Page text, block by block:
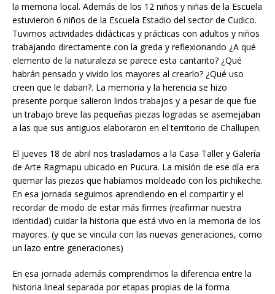
la memoria local. Además de los 12 niños y niñas de la Escuela
estuvieron 6 niños de la Escuela Estadio del sector de Cudico.
Tuvimos actividades didácticas y prácticas con adultos y niños
trabajando directamente con la greda y reflexionando ¿A qué
elemento de la naturaleza se parece esta cantarito? ¿Qué
habrán pensado y vivido los mayores al crearlo? ¿Qué uso
creen que le daban?. La memoria y la herencia se hizo
presente porque salieron lindos trabajos y a pesar de que fue
un trabajo breve las pequeñas piezas logradas se asemejaban
a las que sus antiguos elaboraron en el territorio de Challupen.
El jueves 18 de abril nos trasladamos a la Casa Taller y Galería
de Arte Ragmapu ubicado en Pucura. La misión de ese día era
quemar las piezas que habíamos moldeado con los pichikeche.
En esa jornada seguimos aprendiendo en el compartir y el
recordar de modo de estar más firmes (reafirmar nuestra
identidad) cuidar la historia que está vivo en la memoria de los
mayores. (y que se vincula con las nuevas generaciones, como
un lazo entre generaciones)
En esa jornada además comprendimos la diferencia entre la
historia lineal separada por etapas propias de la forma